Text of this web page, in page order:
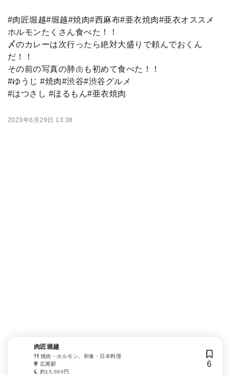
#肉匠堀越#堀越#焼肉#西麻布#亜衣焼肉#亜衣オススメ
ホルモンたくさん食べた！！
〆のカレーは次行ったら絶対大盛りで頼んでおくん
だ！！
その前の写真の肺🫁も初めて食べた！！
#ゆうじ #焼肉#渋谷#渋谷グルメ
#はつさし #ほるもん#亜衣焼肉
2023年6月29日 13:38
肉匠堀越
焼肉・ホルモン、和食・日本料理
広尾駅
約15,000円
6